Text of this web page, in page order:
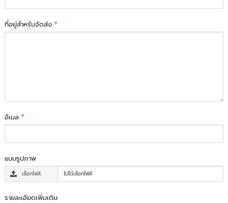
ที่อยู่สำหรับจัดส่ง*
อีเมล*
แนบรูปภาพ
เลือกไฟล์ ไม่ได้เลือกไฟล์
รายละเอียดเพิ่มเติม